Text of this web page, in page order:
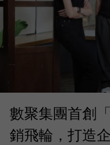
數聚集團首創
銷飛輪，打造